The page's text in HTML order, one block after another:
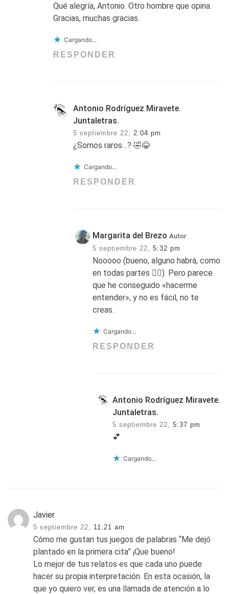
Qué alegría, Antonio. Otro hombre que opina.
Gracias, muchas gracias.
Cargando...
RESPONDER
Antonio Rodríguez Miravete.
Juntaletras.
5 septiembre 22, 2:04 pm
¿Somos raros…? 🤣😂
Cargando...
RESPONDER
Margarita del Brezo Autor
5 septiembre 22,
5:32 pm
Nooooo (bueno, alguno habrá, como
en todas partes 🤷‍♀️). Pero parece
que he conseguido «hacerme
entender», y no es fácil, no te
creas.
Cargando...
RESPONDER
Antonio Rodríguez Miravete.
Juntaletras.
5 septiembre 22, 5:37 pm
💕
Cargando...
Javier
5 septiembre 22, 11:21 am
Cómo me gustan tus juegos de palabras “Me dejó
plantado en la primera cita” ¡Que bueno!
Lo mejor de tus relatos es que cada uno puede
hacer su propia interpretación. En esta ocasión, la
que yo quiero ver, es una llamada de atención a lo